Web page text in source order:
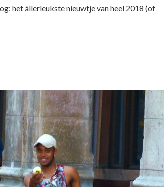
het állerleukste nieuwtje van heel 2018 (of